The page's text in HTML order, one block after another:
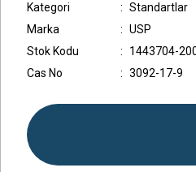
Kategori
Standartlar
Marka
USP
Stok Kodu
1443704-
Cas No
3092-17-9